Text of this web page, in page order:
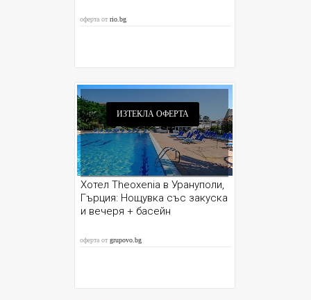
оферта отrio.bg
ИЗТЕКЛА ОФЕРТА
Хотел Theoxenia в Урануполи,
Гърция: Нощувка със закуска
и вечеря + басейн
оферта отgrupovo.bg